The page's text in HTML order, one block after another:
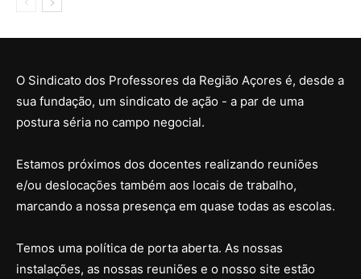
O Sindicato dos Professores da Região Açores é, desde a
sua fundação, um sindicato de ação - a par de uma
postura séria no campo negocial.
Estamos próximos dos docentes realizando reuniões
e/ou deslocações também aos locais de trabalho,
marcando a nossa presença em quase todas as escolas.
Temos uma política de porta aberta. As nossas
instalações, as nossas reuniões e o nosso site estão